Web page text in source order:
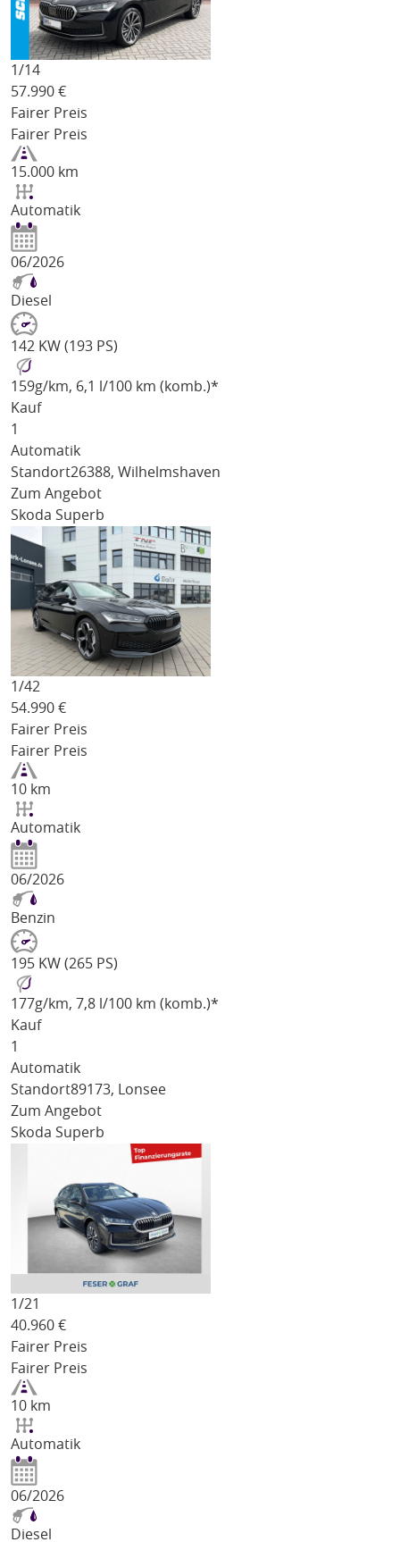
1/14
57.990 €
Fairer Preis
Fairer Preis
15.000 km
Automatik
06/2026
Diesel
142 KW (193 PS)
159g/km, 6,1 l/100 km (komb.)*
Kauf
1
Automatik
Standort26388, Wilhelmshaven
Zum Angebot
Skoda Superb
1/42
54.990 €
Fairer Preis
Fairer Preis
10 km
Automatik
06/2026
Benzin
195 KW (265 PS)
177g/km, 7,8 l/100 km (komb.)*
Kauf
1
Automatik
Standort89173, Lonsee
Zum Angebot
Skoda Superb
1/21
40.960 €
Fairer Preis
Fairer Preis
10 km
Automatik
06/2026
Diesel